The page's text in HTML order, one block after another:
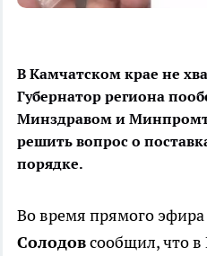
В Камчатском крае не
Губернатор региона
Минздравом и
решить вопрос о
порядке.
Во время прямого эфира
Солодовсообщил, что